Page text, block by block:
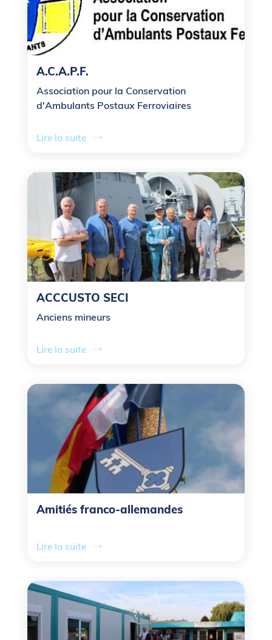
A.C.A.P.F.
Association pour la Conservation
d'Ambulants Postaux Ferroviaires
Lire la suite
ACCCUSTO SECI
Anciens mineurs
Lire la suite
Amitiés franco-allemandes
Lire la suite